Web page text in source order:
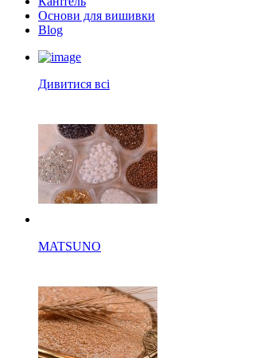
Основи для вишивки
Blog
Дивитися всі
MATSUNO